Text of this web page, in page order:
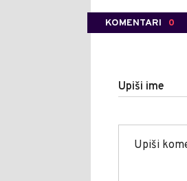
KOMENTARI 0
Upiši ime